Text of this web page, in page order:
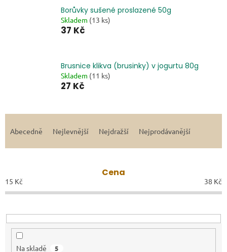
Borůvky sušené proslazené 50g
Skladem (13 ks)
37 Kč
Brusnice klikva (brusinky) v jogurtu 80g
Skladem (11 ks)
27 Kč
Abecedně Nejlevnější Nejdražší Nejprodávanější
Cena
15 Kč 38 Kč
Na skladě 5